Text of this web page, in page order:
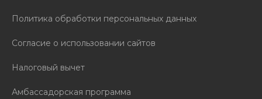
Политика обработки персональных данных
Согласие о использовании сайтов
Налоговый вычет
Амбассадорская программа